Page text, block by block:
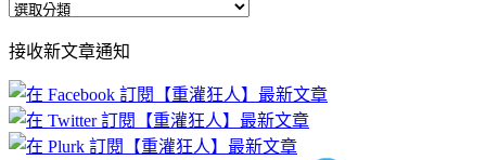
全
文
章
分
類
接收新文章通知